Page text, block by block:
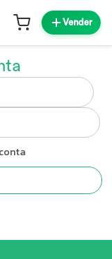
Vender